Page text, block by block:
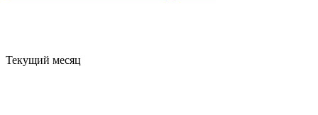
Текущий месяц